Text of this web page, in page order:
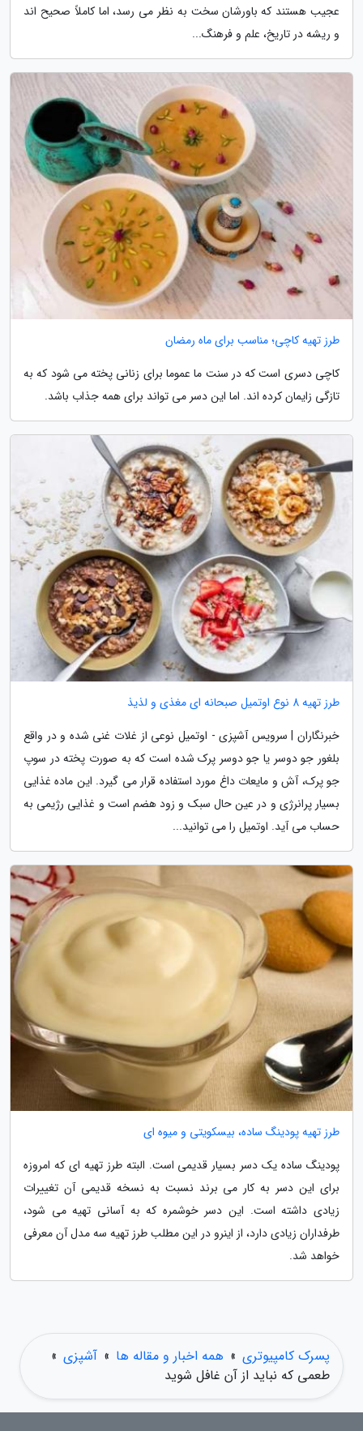
عجیب هستند که باورشان سخت به نظر می رسد، اما کاملاً صحیح اند
و ریشه در تاریخ، علم و فرهنگ...
طرز تهیه کاچی؛ مناسب برای ماه رمضان
کاچی دسری است که در سنت ما عموما برای زنانی پخته می شود که به
تازگی زایمان کرده اند. اما این دسر می تواند برای همه جذاب باشد.
طرز تهیه 8 نوع اوتمیل صبحانه ای مغذی و لذیذ
خبرنگاران | سرویس آشپزی - اوتمیل نوعی از غلات غنی شده و در واقع
بلغور جو دوسر یا جو دوسر پرک شده است که به صورت پخته در سوپ
جو پرک، آش و مایعات داغ مورد استفاده قرار می گیرد. این ماده غذایی
بسیار پرانرژی و در عین حال سبک و زود هضم است و غذایی رژیمی به
حساب می آید. اوتمیل را می توانید...
طرز تهیه پودینگ ساده، بیسکویتی و میوه ای
پودینگ ساده یک دسر بسیار قدیمی است. البته طرز تهیه ای که امروزه
برای این دسر به کار می برند نسبت به نسخه قدیمی آن تغییرات
زیادی داشته است. این دسر خوشمره که به آسانی تهیه می شود،
طرفداران زیادی دارد، از اینرو در این مطلب طرز تهیه سه مدل آن معرفی
خواهد شد.
پسرک کامپیوتری » همه اخبار و مقاله ها » آشپزی »
طعمی که نباید از آن غافل شوید